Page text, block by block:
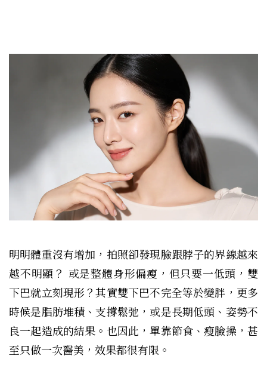
明明體重沒有增加，拍照卻發現臉跟脖子的界線越來
越不明顯？ 或是整體身形偏瘦，但只要一低頭，雙
下巴就立刻現形？其實雙下巴不完全等於變胖，更多
時候是脂肪堆積、支撐鬆弛，或是長期低頭、姿勢不
良一起造成的結果。也因此，單靠節食、瘦臉操，甚
至只做一次醫美，效果都很有限。